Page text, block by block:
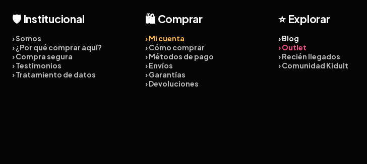
🛡️ Institucional
› Somos
› ¿Por qué comprar aquí?
› Compra segura
› Testimonios
› Tratamiento de datos
🛍️ Comprar
› Mi cuenta
› Cómo comprar
› Métodos de pago
› Envíos
› Garantías
› Devoluciones
⭐ Explorar
› Blog
› Outlet
› Recién llegados
› Comunidad Kidult